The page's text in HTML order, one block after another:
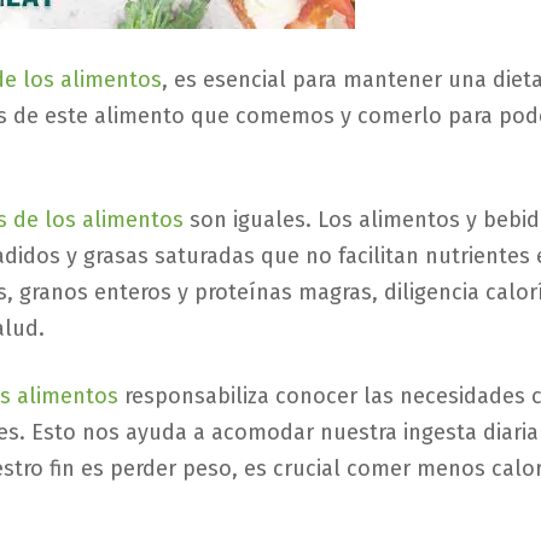
los alimentos, es esencial para mantener una
este alimento que comemos y comerlo para
de los alimentos son iguales. Los alimentos y
y grasas saturadas que no facilitan
granos enteros y proteínas magras, diligencia
alimentos responsabiliza conocer las
Esto nos ayuda a acomodar nuestra ingesta
fin es perder peso, es crucial comer menos